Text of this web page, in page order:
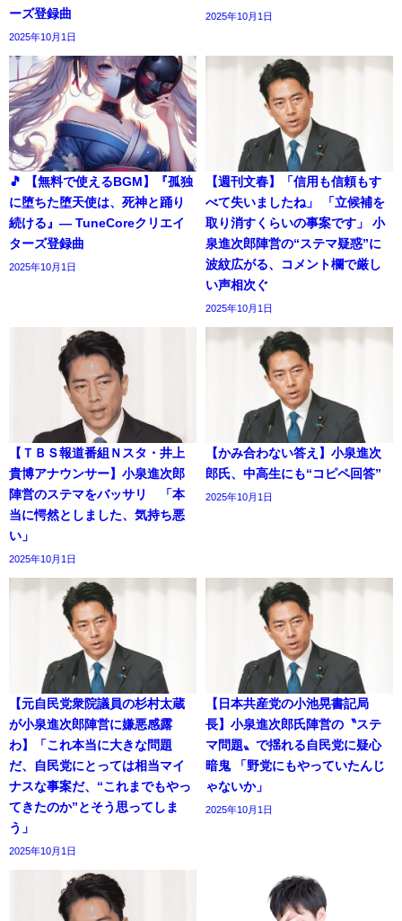
ーズ登録曲
2025年10月1日
2025年10月1日
🎵 【無料で使えるBGM】『孤独
に堕ちた堕天使は、死神と踊り
続ける』― TuneCoreクリエイ
ターズ登録曲
2025年10月1日
【週刊文春】「信用も信頼もす
べて失いましたね」 「立候補を
取り消すくらいの事案です」 小
泉進次郎陣営の“ステマ疑惑”に
波紋広がる、コメント欄で厳し
い声相次ぐ
2025年10月1日
【ＴＢＳ報道番組Ｎスタ・井上
貴博アナウンサー】小泉進次郎
陣営のステマをバッサリ 「本
当に愕然としました、気持ち悪
い」
2025年10月1日
【かみ合わない答え】小泉進次
郎氏、中高生にも“コピペ回答”
2025年10月1日
【元自民党衆院議員の杉村太蔵
が小泉進次郎陣営に嫌悪感露
わ】「これ本当に大きな問題
だ、自民党にとっては相当マイ
ナスな事案だ、“これまでもやっ
てきたのか”とそう思ってしま
う」
2025年10月1日
【日本共産党の小池晃書記局
長】小泉進次郎氏陣営の〝ステ
マ問題〟で揺れる自民党に疑心
暗鬼 「野党にもやっていたんじ
ゃないか」
2025年10月1日